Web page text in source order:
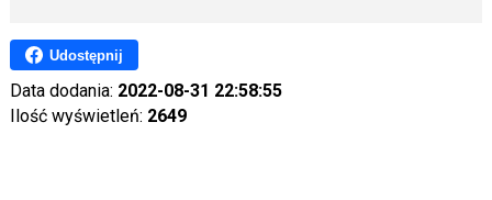
Udostępnij
Data dodania: 2022-08-31 22:58:55
Ilość wyświetleń: 2649